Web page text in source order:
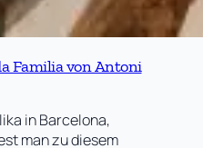
Familia von Antoni
in Barcelona,
man zu diesem